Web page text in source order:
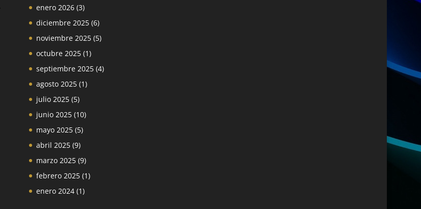
enero 2026 (3)
diciembre 2025 (6)
noviembre 2025 (5)
octubre 2025 (1)
septiembre 2025 (4)
agosto 2025 (1)
julio 2025 (5)
junio 2025 (10)
mayo 2025 (5)
abril 2025 (9)
marzo 2025 (9)
febrero 2025 (1)
enero 2024 (1)